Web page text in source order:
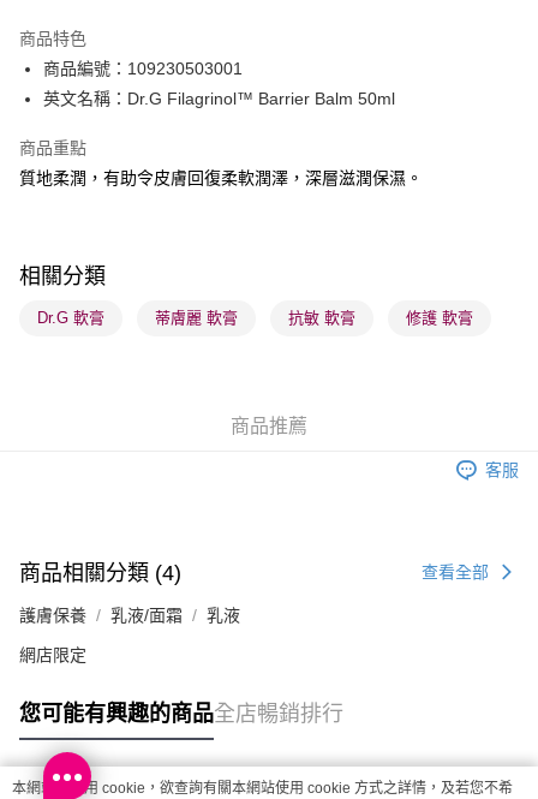
PayMe
WeChat Pay
BoC Pay
每筆HK$65.00，滿HK$300.00或以上免運費
順豐站及營業點 - 確認發貨後1-3個工作天送達
每筆HK$20.00，滿HK$100.00或以上免運費
(澳門門市) 只顯示可選門市。確認發貨後2-5個工作天到店，3天內
取。逾期會取消訂單，並不會安排重寄
澳門地區配送 - 確認發貨後1-4個工作天送達
商品特色
商品編號：109230503001
英文名稱：Dr.G Filagrinol™ Barrier Balm 50ml
商品重點
質地柔潤，有助令皮膚回復柔軟潤澤，深層滋潤保濕。
相關分類
Dr.G 軟膏 蒂膚麗 軟膏 抗敏 軟膏 修護 軟膏
商品推薦
客服
商品相關分類 (4) 查看全部
護膚保養 乳液/面霜 乳液
網店限定
您可能有興趣的商品全店暢銷排行
本網站中使用 cookie，欲查詢有關本網站使用 cookie 方式之詳情，及若您不希